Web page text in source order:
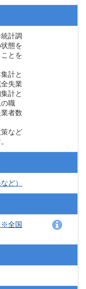
計調
態を
とを
計と
失業
計と
職
者数
など
ど）
※全国